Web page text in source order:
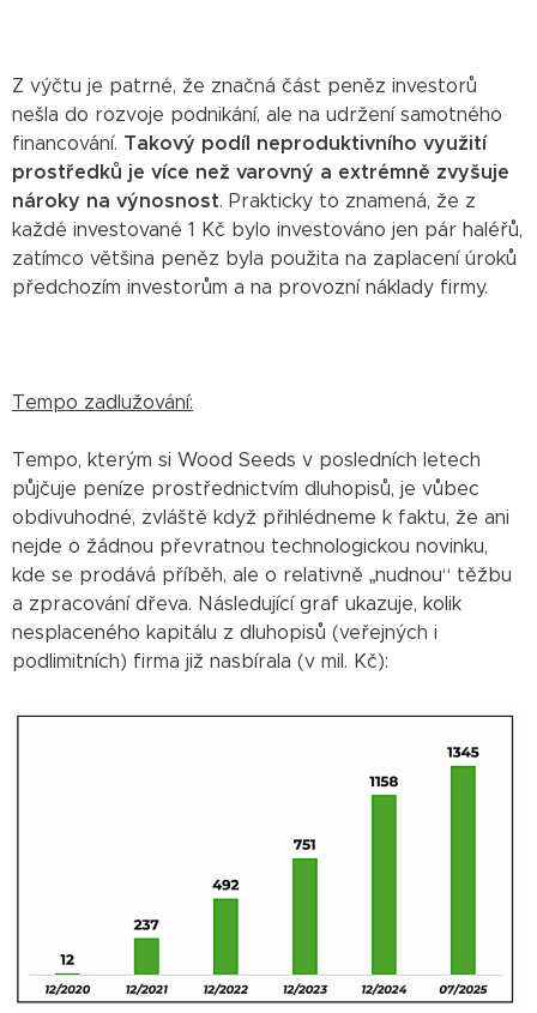
Z výčtu je patrné, že značná část peněz investorů
nešla do rozvoje podnikání, ale na udržení samotného
financování. Takový podíl neproduktivního využití
prostředků je více než varovný a extrémně zvyšuje
nároky na výnosnost. Prakticky to znamená, že z
každé investované 1 Kč bylo investováno jen pár haléřů,
zatímco většina peněz byla použita na zaplacení úroků
předchozím investorům a na provozní náklady firmy.
Tempo zadlužování:
Tempo, kterým si Wood Seeds v posledních letech
půjčuje peníze prostřednictvím dluhopisů, je vůbec
obdivuhodné, zvláště když přihlédneme k faktu, že ani
nejde o žádnou převratnou technologickou novinku,
kde se prodává příběh, ale o relativně „nudnou“ těžbu
a zpracování dřeva. Následující graf ukazuje, kolik
nesplaceného kapitálu z dluhopisů (veřejných i
podlimitních) firma již nasbírala (v mil. Kč):